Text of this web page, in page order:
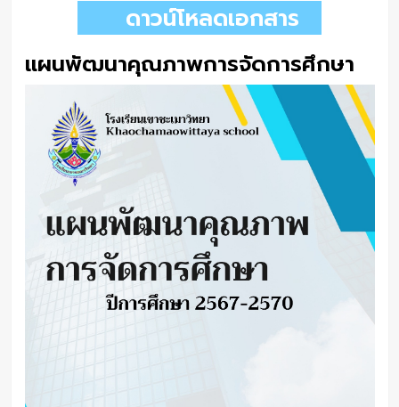
ดาวน์โหลดเอกสาร
แผนพัฒนาคุณภาพการจัดการศึกษา